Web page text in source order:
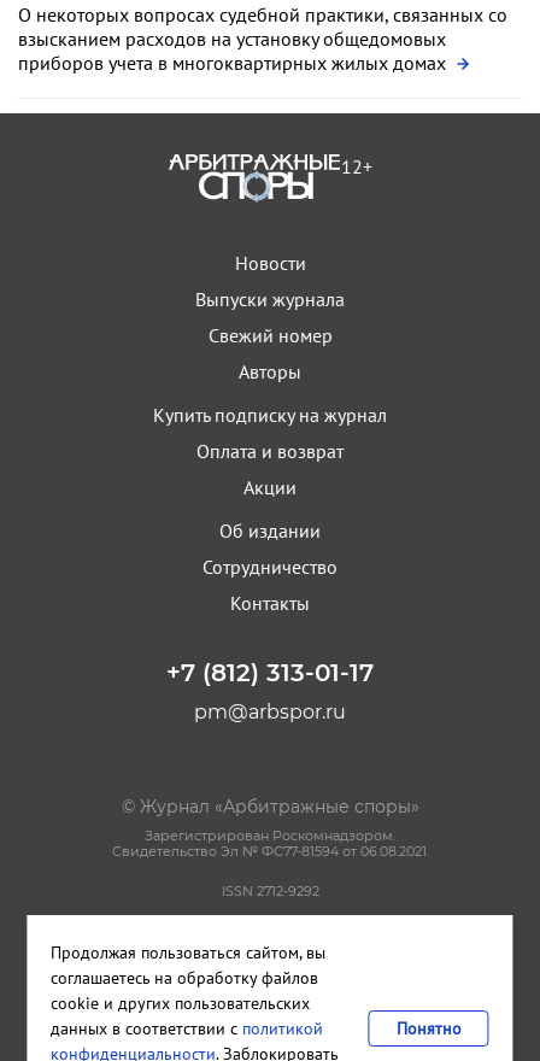
О некоторых вопросах судебной практики, связанных со
взысканием расходов на установку общедомовых
приборов учета в многоквартирных жилых домах
12+
Новости
Выпуски журнала
Свежий номер
Авторы
Купить подписку на журнал
Оплата и возврат
Акции
Об издании
Сотрудничество
Контакты
+7 (812) 313-01-17
pm@arbspor.ru
© Журнал «Арбитражные споры»
Зарегистрирован Роскомнадзором.
Свидетельство Эл № ФС77-81594 от 06.08.2021.
ISSN 2712-9292
Пользовательское соглашение
Правила использования материалов сайта
Сделано вCetera
Продолжая пользоваться сайтом, вы
соглашаетесь на обработку файлов
cookie и других пользовательских
данных в соответствии с политикой
конфиденциальности. Заблокировать
Понятно